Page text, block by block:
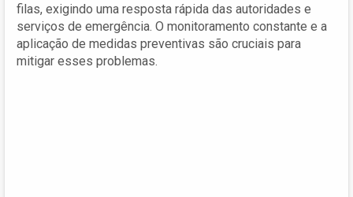
filas, exigindo uma resposta rápida das autoridades e
serviços de emergência. O monitoramento constante e a
aplicação de medidas preventivas são cruciais para
mitigar esses problemas.